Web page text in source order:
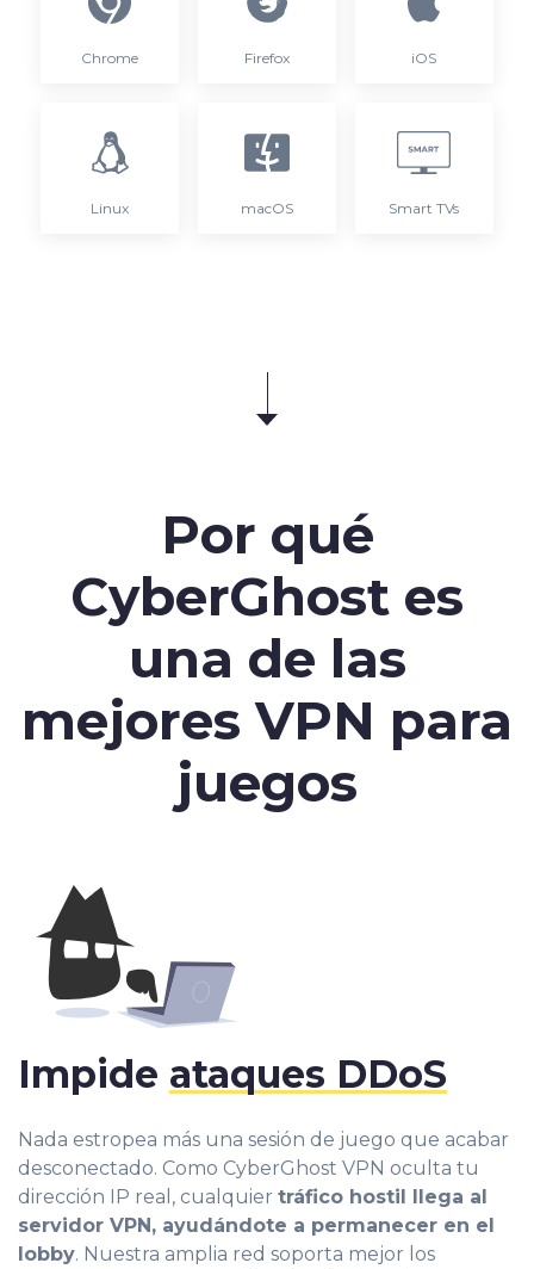
Chrome Firefox iOS
Linux macOS Smart TVs
Por qué
CyberGhost es
una de las
mejores VPN para
juegos
Nada estropea más una sesión de juego que acabar
desconectado. Como CyberGhost VPN oculta tu
dirección IP real, cualquier tráfico hostil llega al
servidor VPN, ayudándote a permanecer en el
lobby. Nuestra amplia red soporta mejor los
Impide ataques DDoS